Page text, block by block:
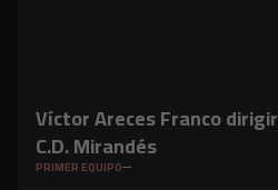
Víctor Areces Franco
C.D. Mirandés
PRIMER EQUIPO